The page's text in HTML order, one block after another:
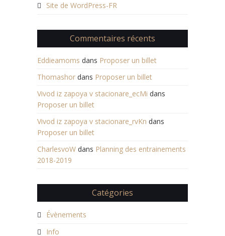
Site de WordPress-FR
Commentaires récents
Eddieamoms dans Proposer un billet
Thomashor dans Proposer un billet
Vivod iz zapoya v stacionare_ecMi dans
Proposer un billet
Vivod iz zapoya v stacionare_rvKn dans
Proposer un billet
CharlesvoW dans Planning des entrainements
2018-2019
Catégories
Évènements
Info